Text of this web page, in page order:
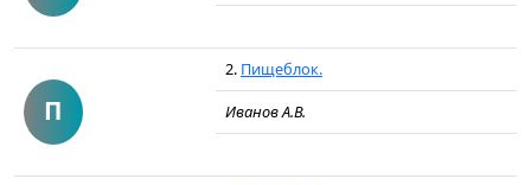
П
2. Пищеблок.
Иванов А.В.